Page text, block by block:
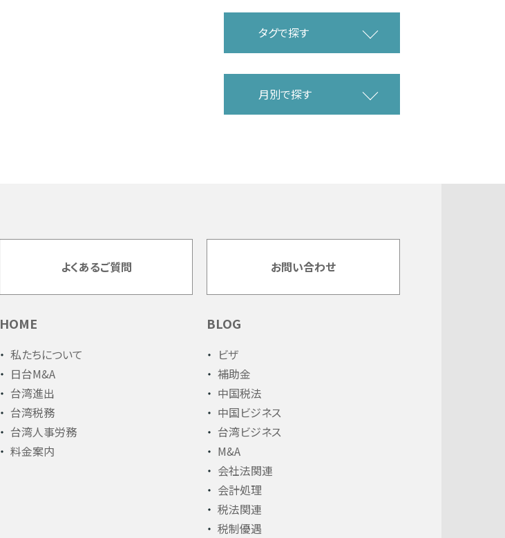
タグで探す
月別で探す
よくあるご質問 お問い合わせ
HOME
私たちについて
日台M&A
台湾進出
台湾税務
台湾人事労務
料金案内
BLOG
ビザ
補助金
中国税法
中国ビジネス
台湾ビジネス
M&A
会社法関連
会計処理
税法関連
税制優遇